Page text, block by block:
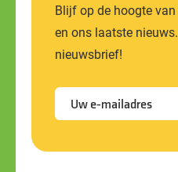
Blijf op de hoogte
en ons laatste
nieuwsbrief!